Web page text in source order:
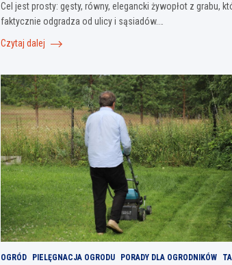
Cel jest prosty: gęsty, równy, elegancki żywopłot z grabu,
faktycznie odgradza od ulicy i sąsiadów.…
Czytaj dalej
OGRÓD PIELĘGNACJA OGRODU PORADY DLA OGRODNIKÓW